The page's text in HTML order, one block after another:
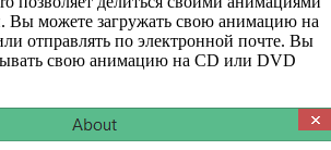
Вы можете загружать свою анимацию на
отправлять по электронной почте. Вы
свою анимацию на CD или DVD